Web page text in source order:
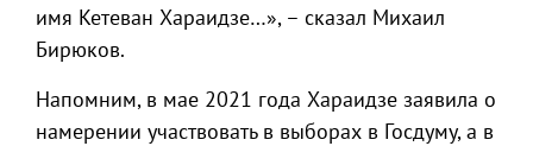
имя Кетеван Хараидзе…», – сказал Михаил
Бирюков.
Напомним, в мае 2021 года Хараидзе заявила о
намерении участвовать в выборах в Госдуму, а в